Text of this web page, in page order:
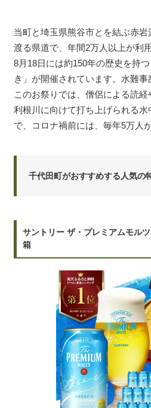
当町と埼玉県熊谷市とを結ぶ赤
渡る県道で、年間2万人以上が利
8月18日には約150年の歴史を持
き」が開催されています。水難
このお祭りでは、僧侶による読経
利根川に向けて打ち上げられる
で、コロナ禍前には、毎年5万人
千代田町がおすすめする人気の
サントリー ザ・プレミアムモル
箱